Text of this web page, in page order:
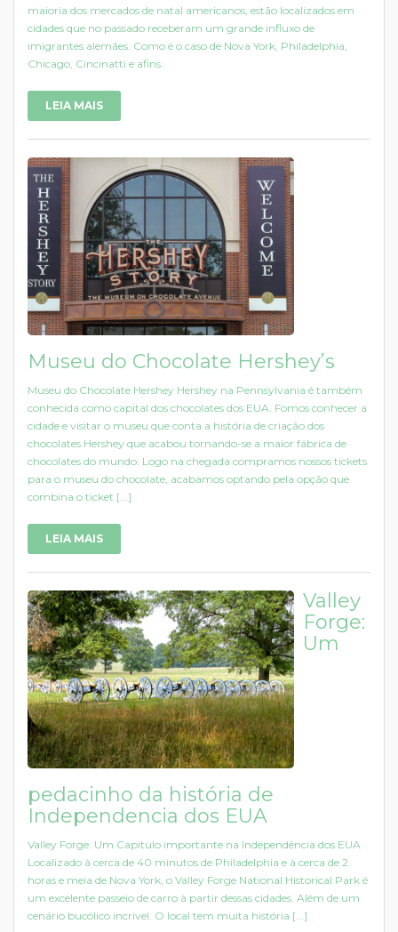
maioria dos mercados de natal americanos, estão localizados em
cidades que no passado receberam um grande influxo de
imigrantes alemães. Como é o caso de Nova York, Philadelphia,
Chicago, Cincinatti e afins.
LEIA MAIS
Museu do Chocolate Hershey’s
Museu do Chocolate Hershey Hershey na Pennsylvania é também
conhecida como capital dos chocolates dos EUA. Fomos conhecer a
cidade e visitar o museu que conta a história de criação dos
chocolates Hershey que acabou tornando-se a maior fábrica de
chocolates do mundo. Logo na chegada compramos nossos tickets
para o museu do chocolate, acabamos optando pela opção que
combina o ticket [...]
LEIA MAIS
Valley
Forge:
Um
pedacinho da história de
Independencia dos EUA
Valley Forge: Um Capitulo importante na Independência dos EUA
Localizado à cerca de 40 minutos de Philadelphia e à cerca de 2
horas e meia de Nova York, o Valley Forge National Historical Park é
um excelente passeio de carro à partir dessas cidades. Além de um
cenário bucólico incrível. O local tem muita história [...]